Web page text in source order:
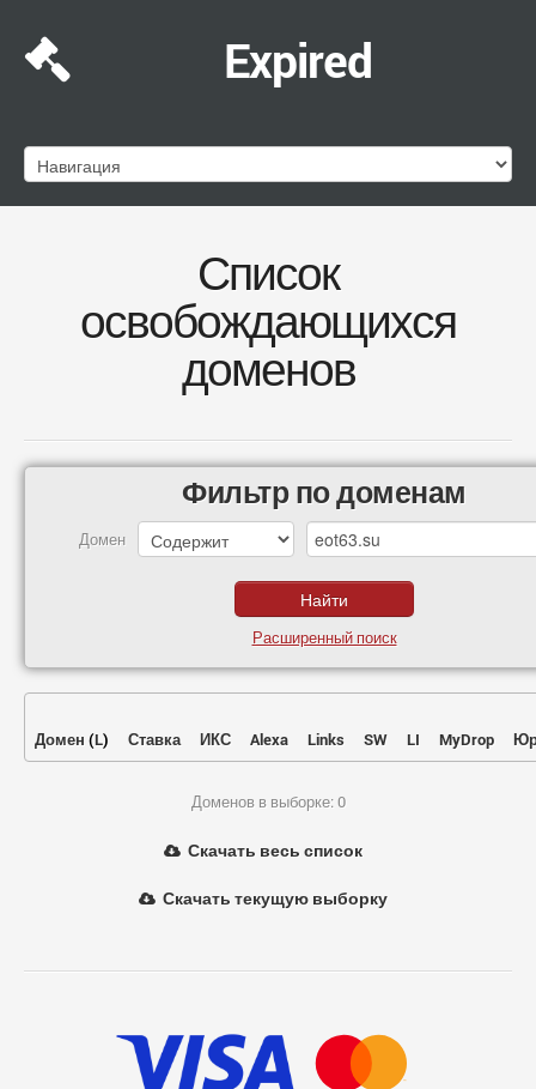
Expired
Список
освобождающихся
доменов
Фильтр по доменам
Домен
Расширенный поиск
Домен (L) Ставка ИКС Alexa Links SW LI MyDrop
Доменов в выборке: 0
Скачать весь список
Скачать текущую выборку